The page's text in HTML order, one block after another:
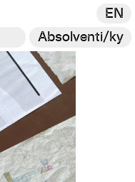
EN
Absolventi/ky